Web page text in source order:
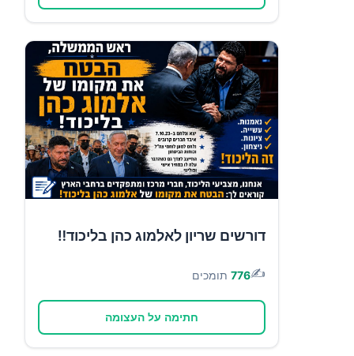
דורשים שריון לאלמוג כהן בליכוד‼️
✍️
776 תומכים
חתימה על העצומה